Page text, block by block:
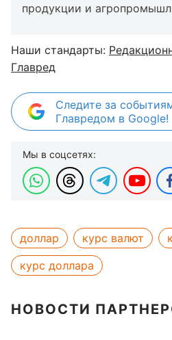
продукции и
Наши стандарты:
Главред
Следите за
Главредом в Google!
Мы в соцсетях:
доллар курс валют
курс доллара
НОВОСТИ